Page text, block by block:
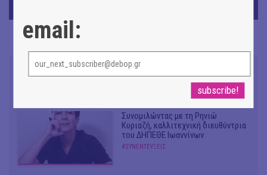
Συνομιλώντας με τη Ρηνιώ
Κυριαζή, καλλιτεχνική διευθύντρια
του ΔΗΠΕΘΕ Ιωαννίνων
#ΣΥΝΕΝΤΕΥΞΕΙΣ
email: